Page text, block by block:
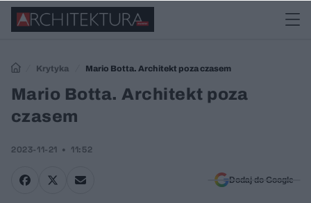
Krytyka Mario Botta. Architekt poza czasem
Mario Botta. Architekt poza
czasem
2023-11-21 11:52
Dodaj do Google